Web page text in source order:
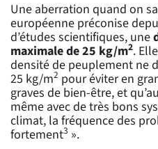
Une aberration quand on
européenne préconise
d’études scientifiques, une
maximale de 25 kg/m2.
densité de peuplement ne
25 kg/m2 pour éviter en
graves de bien-être, et
même avec de très bons
climat, la fréquence des
fortement3 ».